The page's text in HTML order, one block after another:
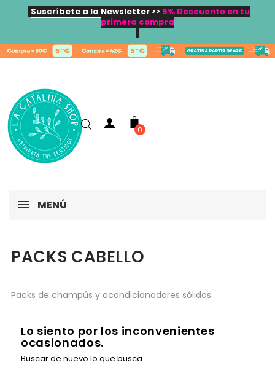
Suscríbete a la Newsletter >> 5% Descuento en tu
primera compra
0
MENÚ
PACKS CABELLO
Packs de champús y acondicionadores sólidos.
Lo siento por los inconvenientes
ocasionados.
Buscar de nuevo lo que busca